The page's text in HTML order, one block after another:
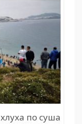
по суша